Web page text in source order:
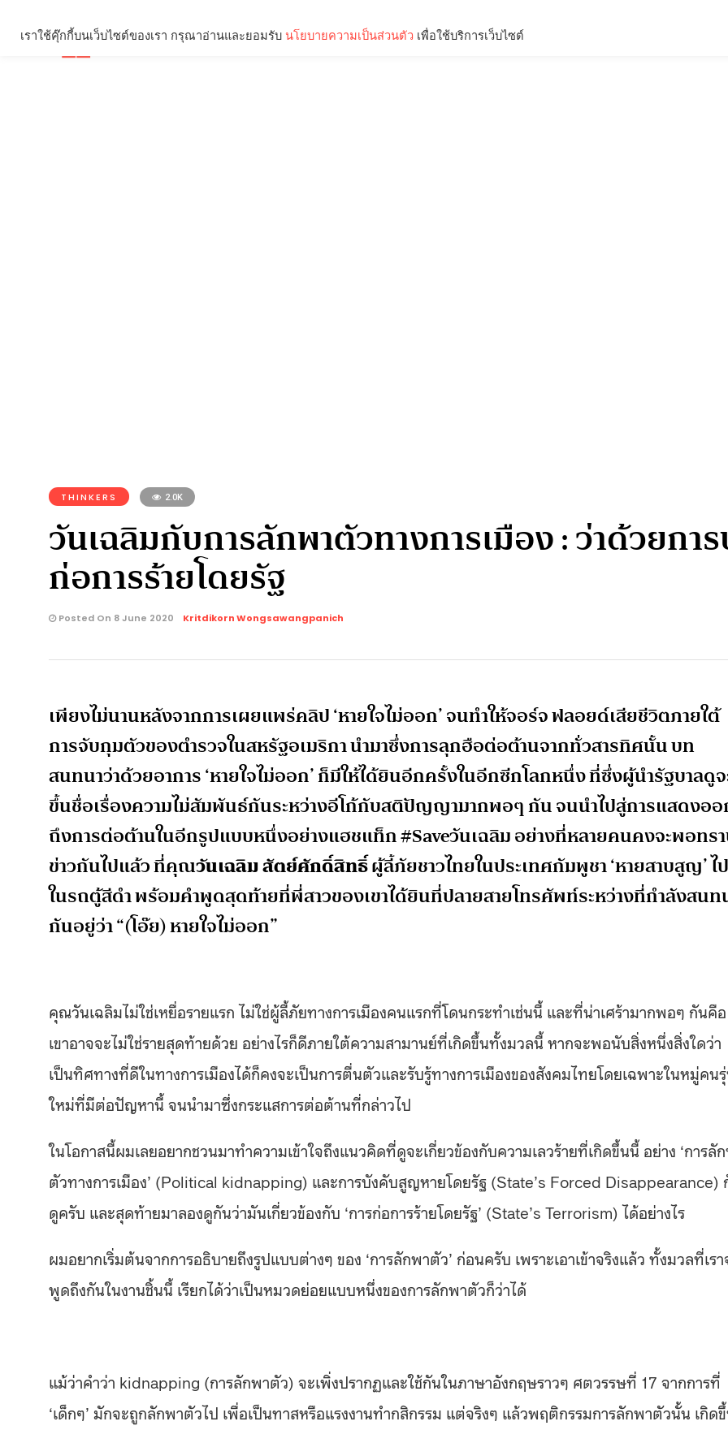
THINKERS 2.0K
วันเฉลิมกับการลักพาตัวทางการเมือง : ว่าด้วยก
ก่อการร้ายโดยรัฐ
Posted On 8 June 2020 Kritdikorn Wongsawangpanich
เพียงไม่นานหลังจากการเผยแพร่คลิป ‘หายใจไม่ออก’ จนทำให้จอร์จ ฟลอยด์เสียชีวิตภายใต้
การจับกุมตัวของตำรวจในสหรัฐอเมริกา นำมาซึ่งการลุกฮือต่อต้านจากทั่วสารทิศนั้น บท
สนทนาว่าด้วยอาการ ‘หายใจไม่ออก’ ก็มีให้ได้ยินอีกครั้งในอีกซีกโลกหนึ่ง ที่ซึ่งผู้นำรัฐบาลดู
ขึ้นชื่อเรื่องความไม่สัมพันธ์กันระหว่างอีโก้กับสติปัญญามากพอๆ กัน จนนำไปสู่การแสดงอ
ถึงการต่อต้านในอีกรูปแบบหนึ่งอย่างแฮชแท็ก #Saveวันเฉลิม อย่างที่หลายคนคงจะพอทร
ข่าวกันไปแล้ว ที่คุณวันเฉลิม สัตย์ศักดิ์สิทธิ์ผู้ลี้ภัยชาวไทยในประเทศกัมพูชา ‘หายสาบสูญ’ ไป
ในรถตู้สีดำ พร้อมคำพูดสุดท้ายที่พี่สาวของเขาได้ยินที่ปลายสายโทรศัพท์ระหว่างที่กำลังสนท
กันอยู่ว่า “(โอ๊ย) หายใจไม่ออก”
คุณวันเฉลิมไม่ใช่เหยื่อรายแรก ไม่ใช่ผู้ลี้ภัยทางการเมืองคนแรกที่โดนกระทำเช่นนี้ และที่น่าเศร้ามากพอๆ กันคือ
เขาอาจจะไม่ใช่รายสุดท้ายด้วย อย่างไรก็ดีภายใต้ความสามานย์ที่เกิดขึ้นทั้งมวลนี้ หากจะพอนับสิ่งหนึ่งสิ่งใดว่า
เป็นทิศทางที่ดีในทางการเมืองได้ก็คงจะเป็นการตื่นตัวและรับรู้ทางการเมืองของสังคมไทยโดยเฉพาะในหมู่คน
ใหม่ที่มีต่อปัญหานี้ จนนำมาซึ่งกระแสการต่อต้านที่กล่าวไป
ในโอกาสนี้ผมเลยอยากชวนมาทำความเข้าใจถึงแนวคิดที่ดูจะเกี่ยวข้องกับความเลวร้ายที่เกิดขึ้นนี้ อย่าง ‘การลั
ตัวทางการเมือง’ (Political kidnapping) และการบังคับสูญหายโดยรัฐ (State’s Forced Disappearance)
ดูครับ และสุดท้ายมาลองดูกันว่ามันเกี่ยวข้องกับ ‘การก่อการร้ายโดยรัฐ’ (State’s Terrorism) ได้อย่างไร
ผมอยากเริ่มต้นจากการอธิบายถึงรูปแบบต่างๆ ของ ‘การลักพาตัว’ ก่อนครับ เพราะเอาเข้าจริงแล้ว ทั้งมวลที่เรา
พูดถึงกันในงานชิ้นนี้ เรียกได้ว่าเป็นหมวดย่อยแบบหนึ่งของการลักพาตัวก็ว่าได้
แม้ว่าคำว่า kidnapping (การลักพาตัว) จะเพิ่งปรากฏและใช้กันในภาษาอังกฤษราวๆ ศตวรรษที่ 17 จากการที่
‘เด็กๆ’ มักจะถูกลักพาตัวไป เพื่อเป็นทาสหรือแรงงานทำกสิกรรม แต่จริงๆ แล้วพฤติกรรมการลักพาตัวนั้น เกิด
เราใช้คุ๊กกี้บนเว็บไซต์ของเรา กรุณาอ่านและยอมรับ นโยบายความเป็นส่วนตัว เพื่อใช้บริการเว็บไซต์